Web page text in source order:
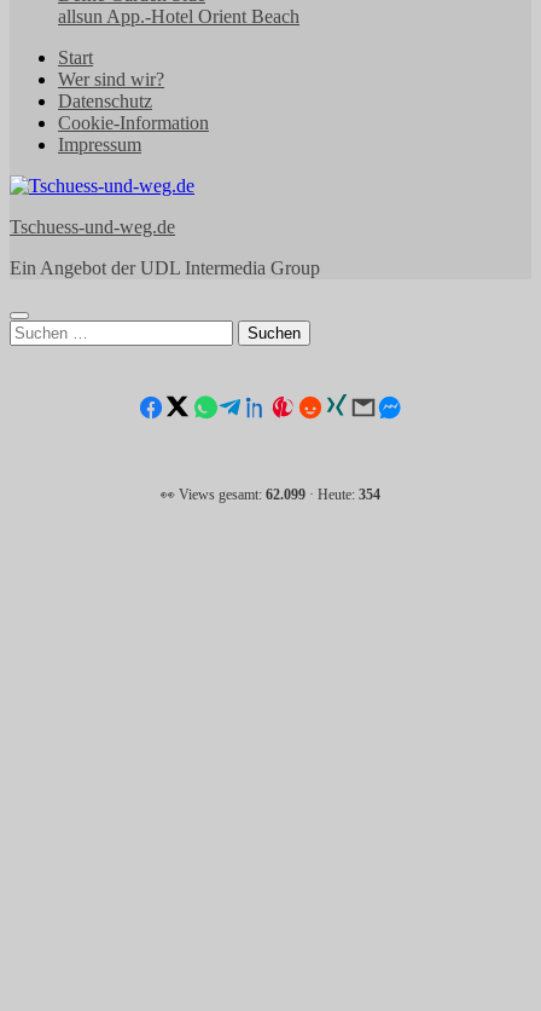
allsun App.-Hotel Orient Beach
Start
Wer sind wir?
Datenschutz
Cookie-Information
Impressum
Tschuess-und-weg.de
Ein Angebot der UDL Intermedia Group
Suchen
nach:
👀 Views gesamt: 62.099 · Heute: 354